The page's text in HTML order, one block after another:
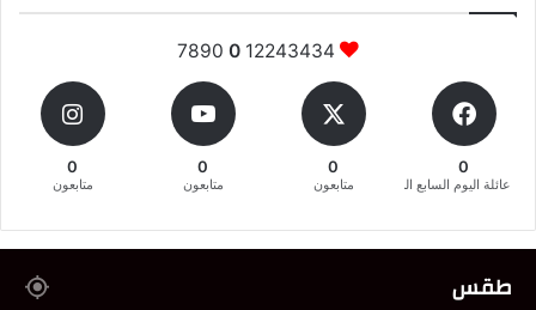
12243434
0
0
عائلة اليوم السابع المغربية
0
متابعون
0
متابعون
0
متابعون
طقس